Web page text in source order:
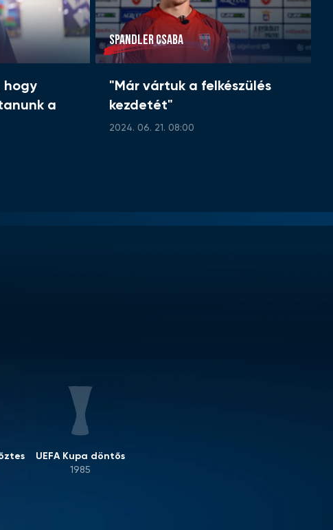
hogy
a
SPANDLER CSABA
"Már vártuk a felkészülés
kezdetét"
2024. 06. 21. 08:00
UEFA Kupa döntős
1985